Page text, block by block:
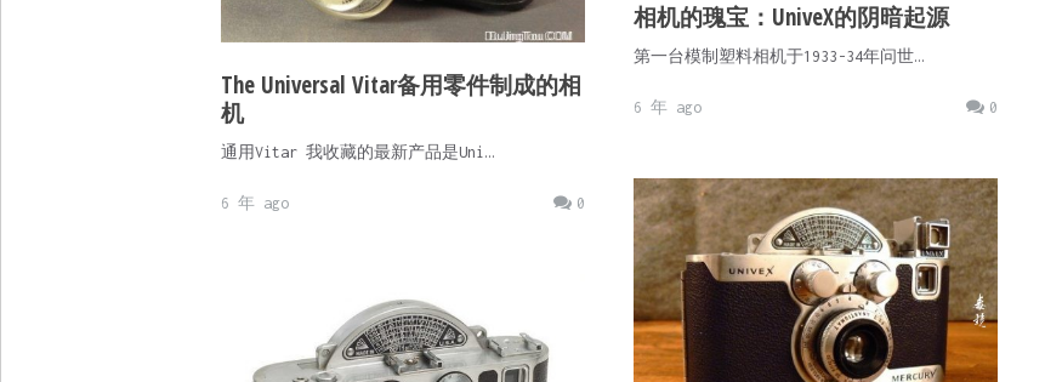
The Universal Vitar备用零件制成的相
机
通用Vitar 我收藏的最新产品是Uni…
0
6 年 ago
相机的瑰宝：UniveX的阴暗起源
第一台模制塑料相机于1933-34年问世…
0
6 年 ago